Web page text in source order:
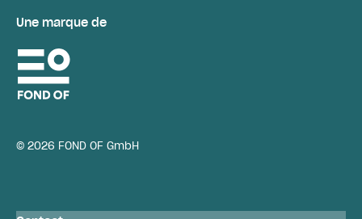
Une marque de
© 2026 FOND OF GmbH